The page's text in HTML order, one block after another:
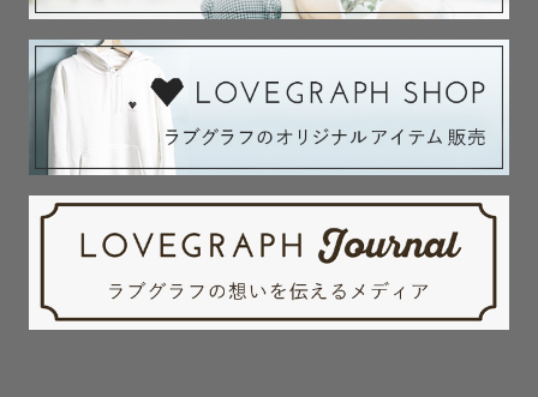
全国各地ご対応しております！🌷
交通費が撮影料金に含まれる3000円を超える場合は超過分
を頂きます🙇
交通費は私の自宅(名古屋)から算出を行います。
今まで呼んでいただいたところ🚗💨
東京・埼玉・千葉・神奈川・長野・静岡・愛知・三重・岐
阜・大阪・京都・兵庫・鳥取・島根・岡山・広島・愛媛・
香川・高知